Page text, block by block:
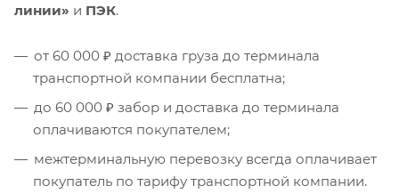
линии» и ПЭК.
от 60 000 ₽ доставка груза до терминала
транспортной компании бесплатна;
до 60 000 ₽ забор и доставка до терминала
оплачиваются покупателем;
межтерминальную перевозку всегда оплачивает
покупатель по тарифу транспортной компании.